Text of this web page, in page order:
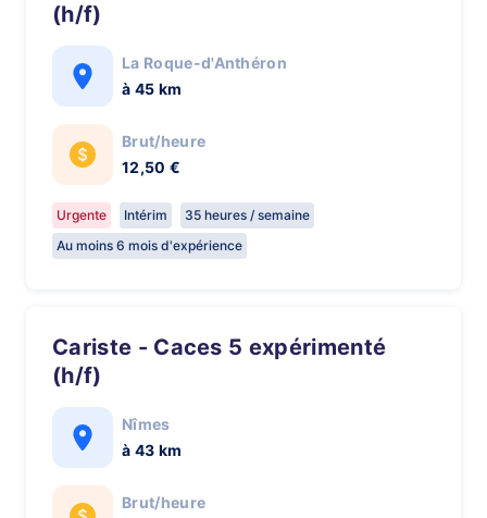
(h/f)
La Roque-d'Anthéron
à 45 km
Brut/heure
12,50 €
Urgente Intérim
35 heures / semaine
Au moins 6 mois d'expérience
Cariste - Caces 5 expérimenté
(h/f)
Nîmes
à 43 km
Brut/heure